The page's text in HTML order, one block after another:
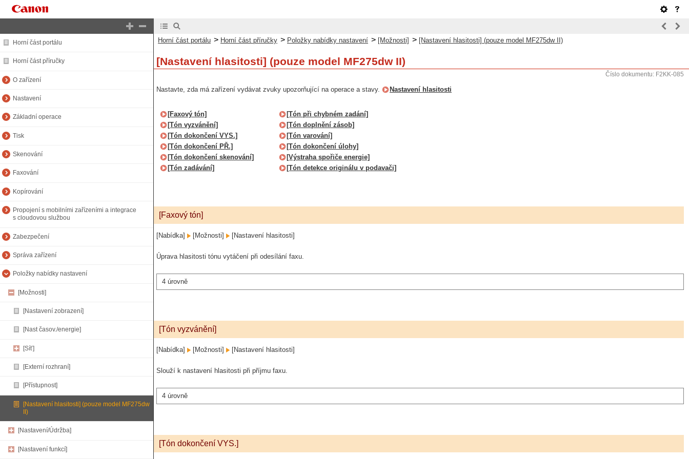
Horní část portálu
Horní část příručky
O zařízení
Nastavení
Základní operace
Tisk
Skenování
Faxování
Kopírování
Propojení s mobilními zařízeními a integrace
s cloudovou službou
Zabezpečení
Správa zařízení
Položky nabídky nastavení
[Možnosti]
[Nastavení zobrazení]
[Nast časov./energie]
[Síť]
[Externí rozhraní]
[Přístupnost]
[Nastavení hlasitosti] (pouze model MF275dw
II)
[Nastavení/Údržba]
[Nastavení funkcí]
Horní část portálu > Horní část příručky > Položky nabídky nastavení > [Možnosti] > [Nastavení hlasitosti] (pouze model MF275dw II)
[Nastavení hlasitosti] (pouze model MF275dw II)
Číslo dokumentu: F2KK-085
Nastavte, zda má zařízení vydávat zvuky upozorňující na operace a stavy. Nastavení hlasitosti
[Faxový tón]
[Tón vyzvánění]
[Tón dokončení VYS.]
[Tón dokončení PŘ.]
[Tón dokončení skenování]
[Tón zadávání]
[Tón při chybném zadání]
[Tón doplnění zásob]
[Tón varování]
[Tón dokončení úlohy]
[Výstraha spořiče energie]
[Tón detekce originálu v podavači]
[Faxový tón]
[Nabídka] [Možnosti] [Nastavení hlasitosti]
Úprava hlasitosti tónu vytáčení při odesílání faxu.
4 úrovně
[Tón vyzvánění]
[Nabídka] [Možnosti] [Nastavení hlasitosti]
Slouží k nastavení hlasitosti při příjmu faxu.
4 úrovně
[Tón dokončení VYS.]